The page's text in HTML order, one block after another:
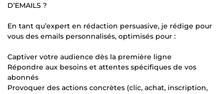
D’EMAILS ?
En tant qu’expert en rédaction persuasive, je rédige pour
vous des emails personnalisés, optimisés pour :
Captiver votre audience dès la première ligne
Répondre aux besoins et attentes spécifiques de vos
abonnés
Provoquer des actions concrètes (clic, achat, inscription,